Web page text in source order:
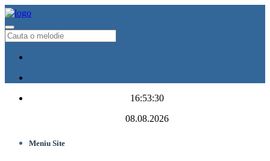
16:53:30
08.08.2026
Meniu Site